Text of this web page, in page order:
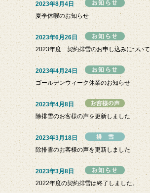
2023年8月4日
夏季休暇のお知らせ
2023年6月26日
2023年度 契約排雪のお申し込みについて
2023年4月24日
ゴールデンウィーク休業のお知らせ
2023年4月8日
除排雪のお客様の声を更新しました
2023年3月18日
除排雪のお客様の声を更新しました
2023年3月8日
2022年度の契約排雪は終了しました。